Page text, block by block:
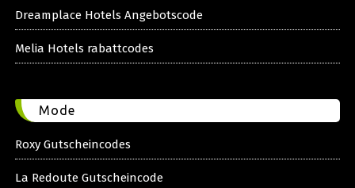
Dreamplace Hotels Angebotscode
Melia Hotels rabattcodes
Mode
Roxy Gutscheincodes
La Redoute Gutscheincode